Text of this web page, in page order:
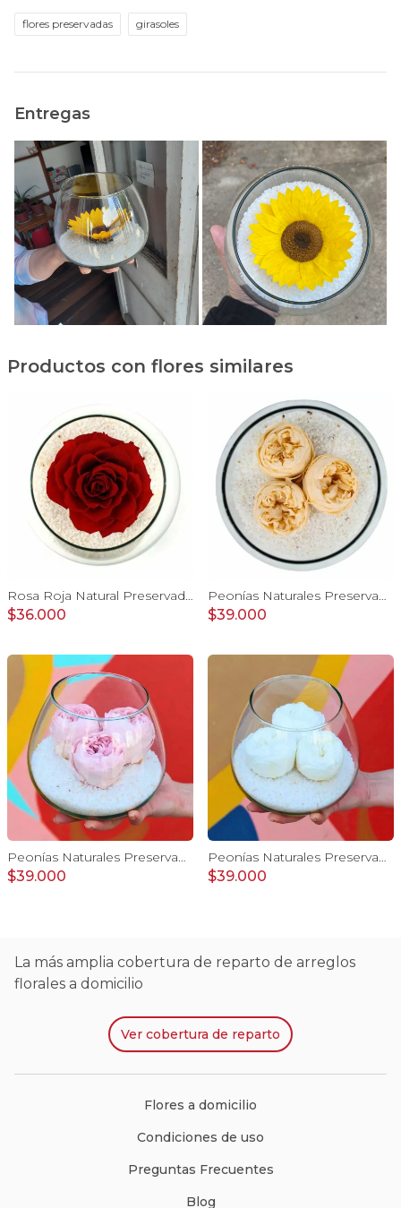
flores preservadas girasoles
Entregas
Productos con flores similares
Rosa Roja Natural Preservada - rosa preservada en pecera vidrio con piedrecitas
$36.000
Peonías Naturales Preservadas - tres peonías preservadas en pecera vidrio con piedrecitas
$39.000
Peonías Naturales Preservadas - tres peonías rosado
$39.000
Peonías Naturales Preservadas - tres peonías blanco
$39.000
La más amplia cobertura de reparto de arreglos
florales a domicilio
Ver cobertura de reparto
Flores a domicilio
Condiciones de uso
Preguntas Frecuentes
Blog